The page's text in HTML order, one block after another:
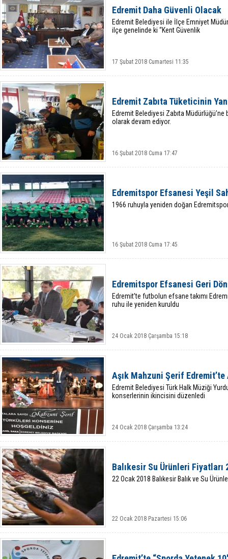
Edremit Daha Güvenli Olacak
Edremit Belediyesi ile İlçe Emniyet
ilçe genelinde ki “Kent Güvenlik
17 Şubat 2018 Cumartesi 11:35
Edremit Zabıta Tüketicinin
Edremit Belediyesi Zabıta
olarak devam ediyor.
16 Şubat 2018 Cuma 17:47
Edremitspor Efsanesi Yeşil
1966 ruhuyla yeniden doğan
16 Şubat 2018 Cuma 17:45
Edremitspor Efsanesi Geri
Edremit’te futbolun efsane takımı
ruhu ile yeniden kuruldu
24 Ocak 2018 Çarşamba 15:18
Aşık Mahzuni Şerif Edremit’te
Edremit Belediyesi Türk Halk Müziği
konserlerinin ikincisini düzenledi
24 Ocak 2018 Çarşamba 13:24
Balıkesir Su Ürünleri Fiyatları
22 Ocak 2018 Balıkesir Balık ve Su
22 Ocak 2018 Pazartesi 15:06